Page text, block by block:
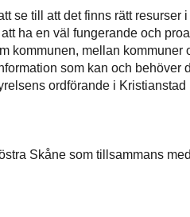
se till att det finns rätt resurser
ha en väl fungerande och
kommunen, mellan kommuner
som kan och behöver
ordförande i Kristianstad
Skåne som tillsammans